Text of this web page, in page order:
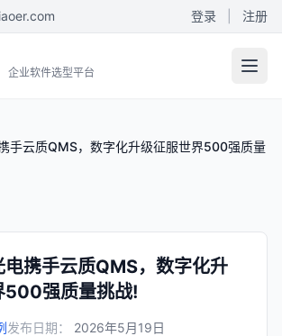
登录 注册
企业软件选型平台
手云质QMS，数字化升级征服世界500强质量
电携手云质QMS，数字化升
500强质量挑战!
发布日期： 2026年5月19日